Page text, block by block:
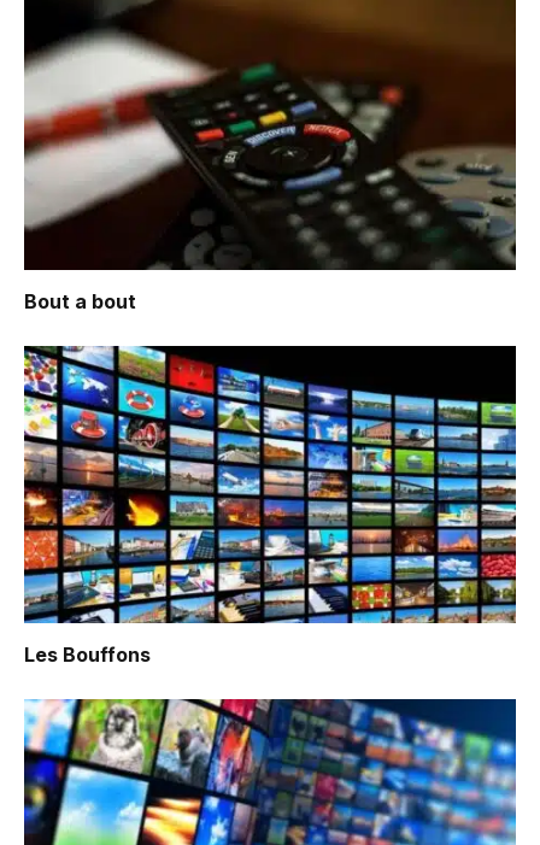
Bout a bout
Les Bouffons